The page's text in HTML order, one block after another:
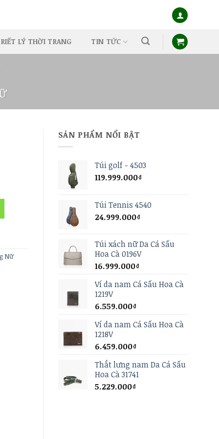
LÝ THỜI TRANG TIN TỨC
3169 số lượng
Nữ
SẢN PHẨM NỔI BẬT
Túi golf - 4503
119.999.000₫
Túi Tennis 4540
24.999.000₫
Túi xách nữ Da Cá Sấu
Hoa Cà 0196V
16.999.000₫
Ví da nam Cá Sấu Hoa Cà
1219V
6.559.000₫
Ví da nam Cá Sấu Hoa Cà
1218V
6.459.000₫
Thắt lưng nam Da Cá Sấu
Hoa Cà 31741
5.229.000₫